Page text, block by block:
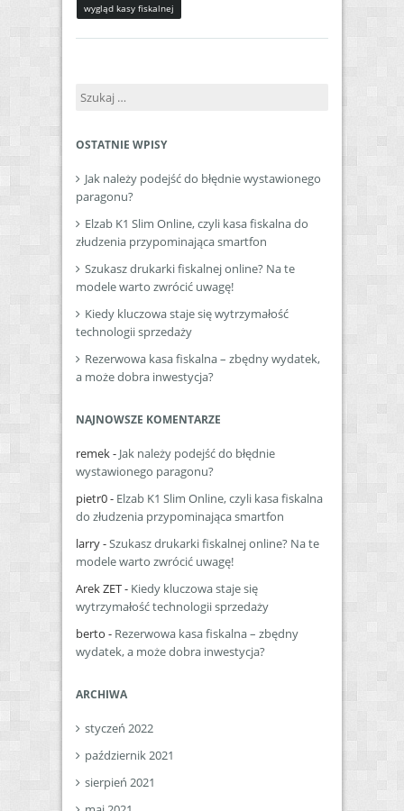
wygląd kasy fiskalnej
Szukaj:
OSTATNIE WPISY
Jak należy podejść do błędnie wystawionego
paragonu?
Elzab K1 Slim Online, czyli kasa fiskalna do
złudzenia przypominająca smartfon
Szukasz drukarki fiskalnej online? Na te
modele warto zwrócić uwagę!
Kiedy kluczowa staje się wytrzymałość
technologii sprzedaży
Rezerwowa kasa fiskalna – zbędny wydatek,
a może dobra inwestycja?
NAJNOWSZE KOMENTARZE
remek- Jak należy podejść do błędnie
wystawionego paragonu?
pietr0- Elzab K1 Slim Online, czyli kasa fiskalna
do złudzenia przypominająca smartfon
larry-Szukasz drukarki fiskalnej online? Na te
modele warto zwrócić uwagę!
Arek ZET- Kiedy kluczowa staje się
wytrzymałość technologii sprzedaży
berto - Rezerwowa kasa fiskalna – zbędny
wydatek, a może dobra inwestycja?
ARCHIWA
styczeń 2022
październik 2021
sierpień 2021